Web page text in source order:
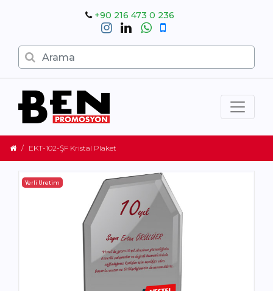
+90 216 473 0 236
EKT-102-ŞF Kristal Plaket
Yerli Üretim